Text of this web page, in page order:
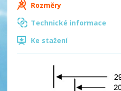
Rozměry
Technické informace
Ke stažení